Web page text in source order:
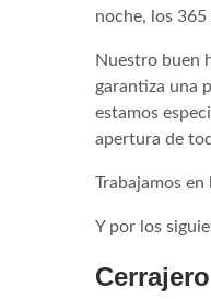
noche, los 365
Nuestro buen
garantiza una
estamos
apertura de
Trabajamos en
Y por los